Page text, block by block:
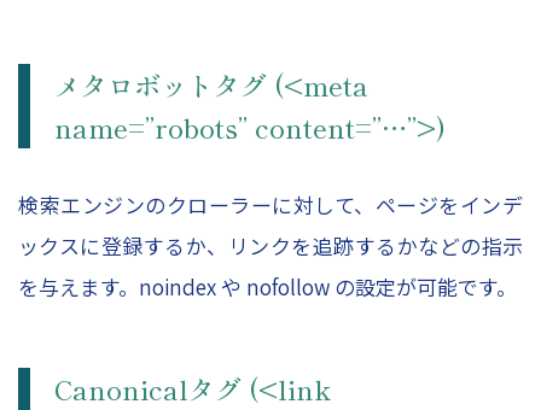
メタロボットタグ (<meta
name=”robots” content=”…”>)
検索エンジンのクローラーに対して、ページをインデ
ックスに登録するか、リンクを追跡するかなどの指示
を与えます。noindex や nofollow の設定が可能です。
Canonicalタグ (<link